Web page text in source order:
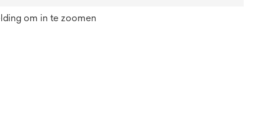
om in te zoomen